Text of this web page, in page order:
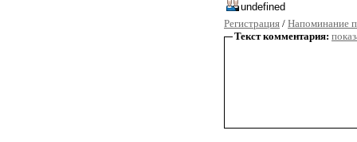
Регистрация / Напоминание
Текст комментария: